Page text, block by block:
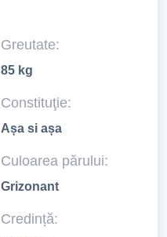
Greutate:
85 kg
Constituţie:
Așa si așa
Culoarea părului:
Grizonant
Credință: